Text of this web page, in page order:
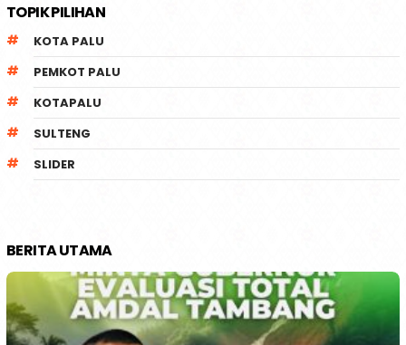
TOPIK PILIHAN
KOTA PALU
PEMKOT PALU
KOTAPALU
SULTENG
SLIDER
BERITA UTAMA